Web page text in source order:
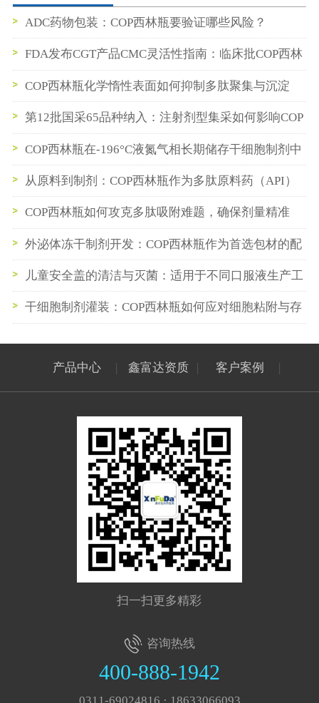
ADC药物包装：COP西林瓶要验证哪些风险？
FDA发布CGT产品CMC灵活性指南：临床批COP西林
瓶数据如何支持BLA申报
COP西林瓶化学惰性表面如何抑制多肽聚集与沉淀
第12批国采65品种纳入：注射剂型集采如何影响COP
西林瓶与预灌封供应链
COP西林瓶在-196°C液氮气相长期储存干细胞制剂中
的性能验证
从原料到制剂：COP西林瓶作为多肽原料药（API）
中间储存容器的最佳实践
COP西林瓶如何攻克多肽吸附难题，确保剂量精准
外泌体冻干制剂开发：COP西林瓶作为首选包材的配
方与工艺适配性研究
儿童安全盖的清洁与灭菌：适用于不同口服液生产工
艺的预处理方案
干细胞制剂灌装：COP西林瓶如何应对细胞粘附与存
产品中心 | 鑫富达资质 | 客户案例 |
扫一扫更多精彩
咨询热线
400-888-1942
0311-69024816 · 18633066093